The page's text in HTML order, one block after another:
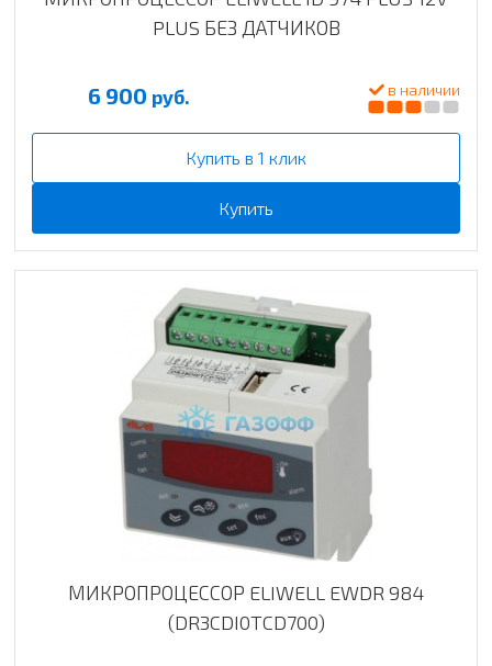
PLUS БЕЗ ДАТЧИКОВ
6 900 руб. в наличии
Купить в 1 клик
Купить
МИКРОПРОЦЕССОР ELIWELL EWDR 984
(DR3CDI0TCD700)